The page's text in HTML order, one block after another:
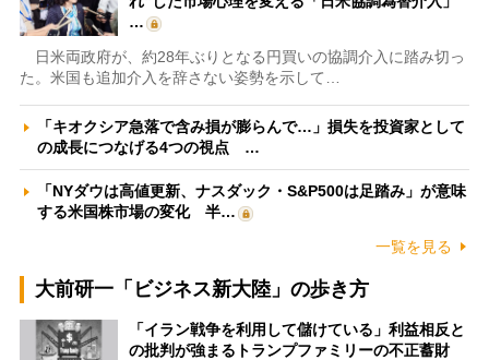
…
日米両政府が、約28年ぶりとなる円買いの協調介入に踏み切っ
た。米国も追加介入を辞さない姿勢を示して…
「キオクシア急落で含み損が膨らんで…」損失を投資家として
の成長につなげる4つの視点 …
「NYダウは高値更新、ナスダック・S&P500は足踏み」が意味
する米国株市場の変化 半…
一覧を見る
大前研一「ビジネス新大陸」の歩き方
「イラン戦争を利用して儲けている」利益相反と
の批判が強まるトランプファミリーの不正蓄財